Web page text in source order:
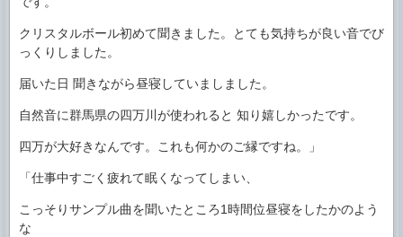
クリスタルボール初めて聞きました。とても気持ちが良い音でび
っくりしました。
届いた日 聞きながら昼寝していましました。
自然音に群馬県の四万川が使われると 知り嬉しかったです。
四万が大好きなんです。これも何かのご縁ですね。」
「仕事中すごく疲れて眠くなってしまい、
こっそりサンプル曲を聞いたところ1時間位昼寝をしたかのよう
な